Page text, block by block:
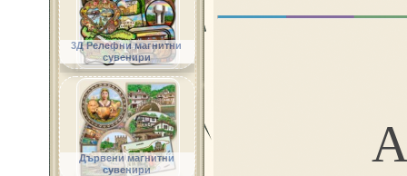
3Д Релефни магнитни
сувенири
Дървени магнитни
сувенири